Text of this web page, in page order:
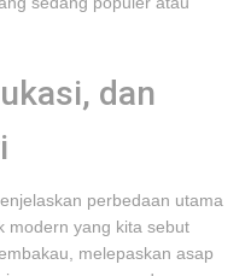
dan
perbedaan utama
modern yang kita sebut
melepaskan asap